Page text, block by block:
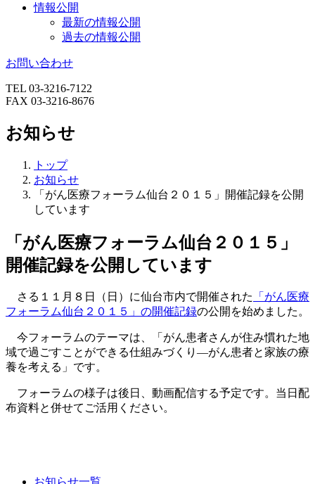
情報公開
最新の情報公開
過去の情報公開
お問い合わせ
TEL 03-3216-7122
FAX 03-3216-8676
お知らせ
トップ
お知らせ
「がん医療フォーラム仙台２０１５」開催記録を公開
しています
「がん医療フォーラム仙台２０１５」
開催記録を公開しています
さる１１月８日（日）に仙台市内で開催された
「がん医療
フォーラム仙台２０１５」の開催記録の公開を始めました。
今フォーラムのテーマは、「 がん患者さんが住み慣れた地
域で過ごすことができる仕組みづくり―がん患者と家族の療
養を考える」です。
フォーラムの様子は後日、動画配信する予定です。当日配
布資料と併せてご活用ください。